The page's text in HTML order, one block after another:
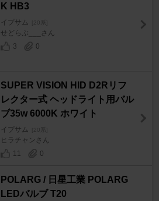
K HB3
イプサム [20系]
せどらぶ___さん
3
0
SUPER VISION HID D2Rリフ
レクター式 ヘッドライト用バル
ブ35w 6000K ホワイト
イプサム [20系]
ヒラチャンさん
11
0
POLARG / 日星工業 POLARG
LEDバルブ T20